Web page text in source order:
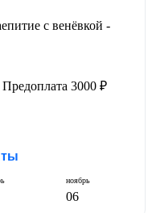
с венёвкой -
Предоплата 3000 ₽
ноябрь
06